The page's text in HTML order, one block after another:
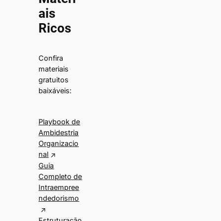
ais
Ricos
Confira
materiais
gratuitos
baixáveis:
Playbook de
Ambidestria
Organizacio
nal
Guia
Completo de
Intraempree
ndedorismo